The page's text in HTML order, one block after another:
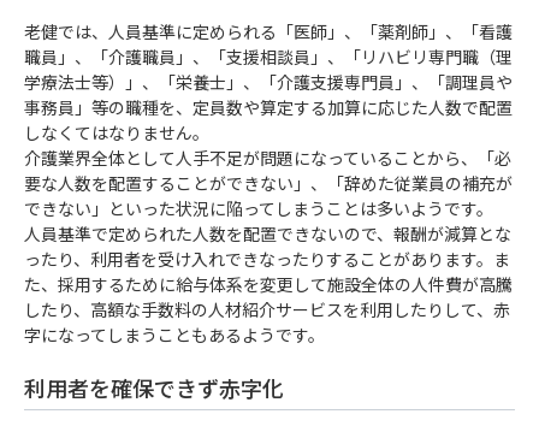
老健では、人員基準に定められる「医師」、「薬剤師」、「看護
職員」、「介護職員」、「支援相談員」、「リハビリ専門職（理
学療法士等）」、「栄養士」、「介護支援専門員」、「調理員や
事務員」等の職種を、定員数や算定する加算に応じた人数で配置
しなくてはなりません。
介護業界全体として人手不足が問題になっていることから、「必
要な人数を配置することができない」、「辞めた従業員の補充が
できない」といった状況に陥ってしまうことは多いようです。
人員基準で定められた人数を配置できないので、報酬が減算とな
ったり、利用者を受け入れできなったりすることがあります。ま
た、採用するために給与体系を変更して施設全体の人件費が高騰
したり、高額な手数料の人材紹介サービスを利用したりして、赤
字になってしまうこともあるようです。
利用者を確保できず赤字化